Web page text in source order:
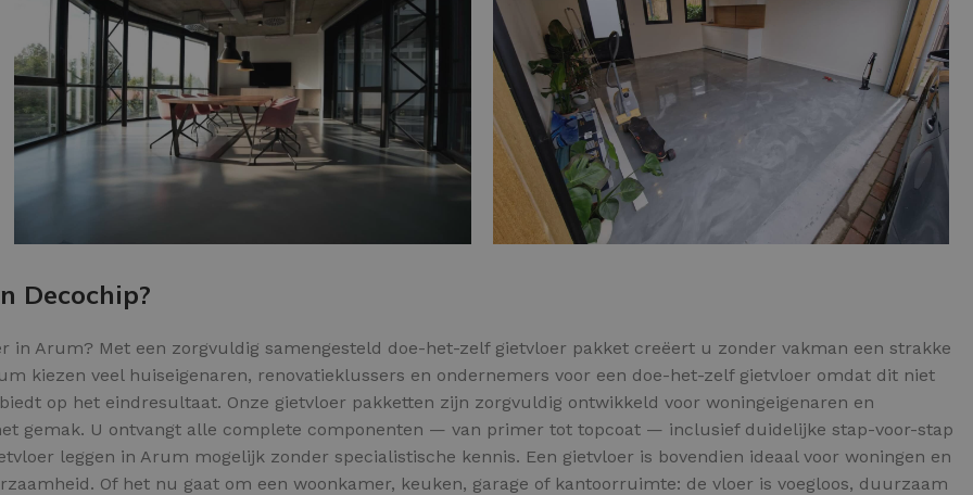
Decochip?
in Arum? Met een zorgvuldig samengesteld doe-het-zelf gietvloer pakket creëert u zonder vakman een strakke
kiezen veel huiseigenaren, renovatieklussers en ondernemers voor een doe-het-zelf gietvloer omdat dit niet
op het eindresultaat. Onze gietvloer pakketten zijn zorgvuldig ontwikkeld voor woningeigenaren en
gemak. U ontvangt alle complete componenten — van primer tot topcoat — inclusief duidelijke stap-voor-stap
leggen in Arum mogelijk zonder specialistische kennis. Een gietvloer is bovendien ideaal voor woningen en
Of het nu gaat om een woonkamer, keuken, garage of kantoorruimte: de vloer is voegloos, duurzaam